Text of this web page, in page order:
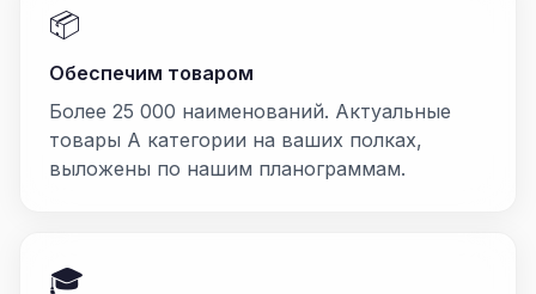
📦
Обеспечим товаром
Более 25 000 наименований. Актуальные
товары А категории на ваших полках,
выложены по нашим планограммам.
🎓